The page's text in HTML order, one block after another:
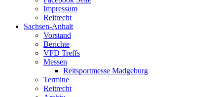
Impressum
Reitrecht
Sachsen-Anhalt
Vorstand
Berichte
VFD Treffs
Messen
Reitsportmesse Madgeburg
Termine
Reitrecht